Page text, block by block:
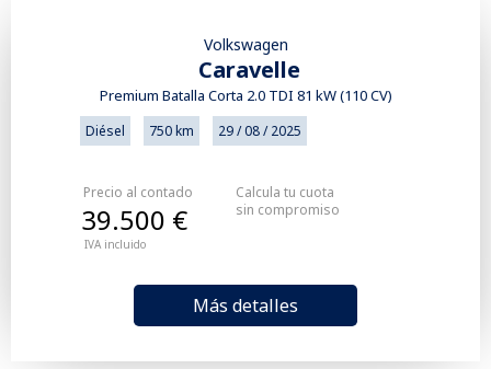
Volkswagen
Caravelle
Premium Batalla Corta 2.0 TDI 81 kW (110 CV)
Diésel 750 km 29 / 08 / 2025
Precio al contado
IVA incluido
39.500 €
Más detalles
Calcula tu cuota
sin compromiso